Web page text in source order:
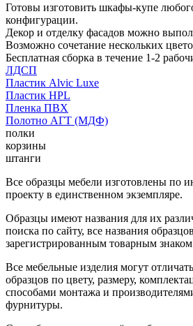
Готовы изготовить шкафы-купе
конфигурации.
Декор и отделку фасадов можно
Возможно сочетание нескольких
Бесплатная сборка в течение 1-2
ЛДСП
Пластик Alvic Luxe
Пластик HPL
Пленка ПВХ
Полотно АГТ (МДФ)
полки
корзины
штанги
Все образцы мебели изготовлены по
проекту в единственном экземпляре.
Образцы имеют названия для их
поиска по сайту, все названия
зарегистрированным товарным
Все мебельные изделия могут
образцов по цвету, размеру,
способами монтажа и
фурнитуры.